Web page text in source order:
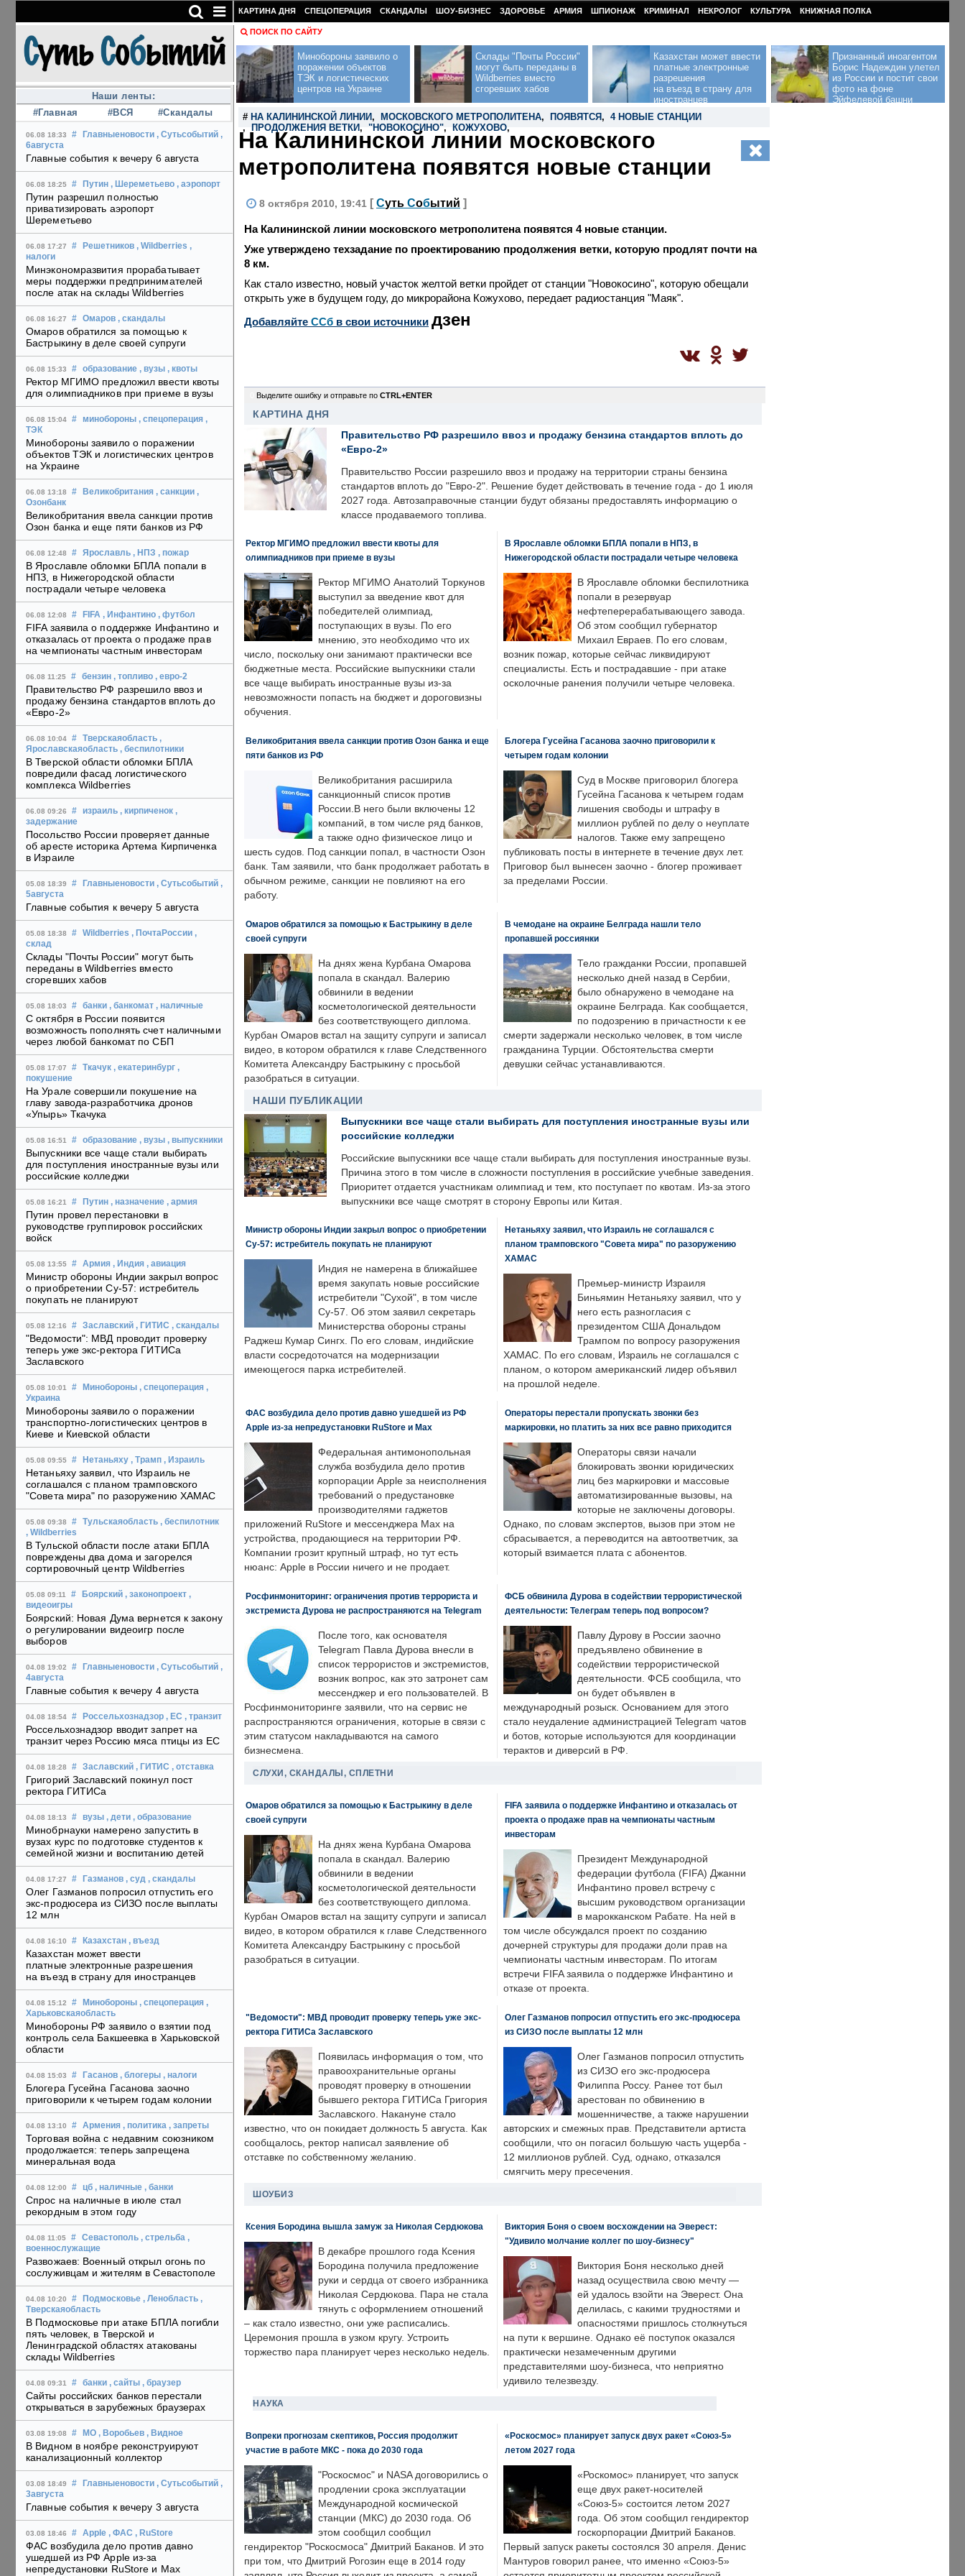
Наши ленты:
#Главная
#ВСЯ #Скандалы
06.08 18:33 # Главныеновости , Сутьсобытий ,
6августа
Главные события к вечеру 6 августа
06.08 18:25 # Путин , Шереметьево , аэропорт
Путин разрешил полностью
приватизировать аэропорт
Шереметьево
06.08 17:27 # Решетников , Wildberries ,
налоги
Минэкономразвития прорабатывает
меры поддержки предпринимателей
после атак на склады Wildberries
06.08 16:27 # Омаров , скандалы
Омаров обратился за помощью к
Бастрыкину в деле своей супруги
06.08 15:33 # образование , вузы , квоты
Ректор МГИМО предложил ввести квоты
для олимпиадников при приеме в вузы
06.08 15:04 # минобороны , спецоперация ,
ТЭК
Минобороны заявило о поражении
объектов ТЭК и логистических центров
на Украине
06.08 13:18 # Великобритания , санкции ,
Озонбанк
Великобритания ввела санкции против
Озон банка и еще пяти банков из РФ
06.08 12:48 # Ярославль , НПЗ , пожар
В Ярославле обломки БПЛА попали в
НПЗ, в Нижегородской области
пострадали четыре человека
06.08 12:08 # FIFA , Инфантино , футбол
FIFA заявила о поддержке Инфантино и
отказалась от проекта о продаже прав
на чемпионаты частным инвесторам
06.08 11:25 # бензин , топливо , евро-2
Правительство РФ разрешило ввоз и
продажу бензина стандартов вплоть до
«Евро-2»
06.08 10:04 # Тверскаяобласть ,
Ярославскаяобласть , беспилотники
В Тверской области обломки БПЛА
повредили фасад логистического
комплекса Wildberries
06.08 09:26 # израиль , кирпиченок ,
задержание
Посольство России проверяет данные
об аресте историка Артема Кирпиченка
в Израиле
05.08 18:39 # Главныеновости , Сутьсобытий ,
5августа
Главные события к вечеру 5 августа
05.08 18:38 # Wildberries , ПочтаРоссии ,
склад
Склады "Почты России" могут быть
переданы в Wildberries вместо
сгоревших хабов
05.08 18:03 # банки , банкомат , наличные
С октября в России появится
возможность пополнять счет наличными
через любой банкомат по СБП
05.08 17:07 # Ткачук , екатеринбург ,
покушение
На Урале совершили покушение на
главу завода-разработчика дронов
«Упырь» Ткачука
05.08 16:51 # образование , вузы , выпускники
Выпускники все чаще стали выбирать
для поступления иностранные вузы или
российские колледжи
05.08 16:21 # Путин , назначение , армия
Путин провел перестановки в
руководстве группировок российских
войск
05.08 13:55 # Армия , Индия , авиация
Министр обороны Индии закрыл вопрос
о приобретении Су-57: истребитель
покупать не планируют
05.08 12:16 # Заславский , ГИТИС , скандалы
"Ведомости": МВД проводит проверку
теперь уже экс-ректора ГИТИСа
Заславского
05.08 10:01 # Минобороны , спецоперация ,
Украина
Минобороны заявило о поражении
транспортно-логистических центров в
Киеве и Киевской области
05.08 09:55 # Нетаньяху , Трамп , Израиль
Нетаньяху заявил, что Израиль не
соглашался с планом трамповского
"Совета мира" по разоружению ХАМАС
05.08 09:38 # Тульскаяобласть , беспилотник
, Wildberries
В Тульской области после атаки БПЛА
повреждены два дома и загорелся
сортировочный центр Wildberries
05.08 09:11 # Боярский , законопроект ,
видеоигры
Боярский: Новая Дума вернется к закону
о регулировании видеоигр после
выборов
04.08 19:02 # Главныеновости , Сутьсобытий ,
4августа
Главные события к вечеру 4 августа
04.08 18:54 # Россельхознадзор , ЕС , транзит
Россельхознадзор вводит запрет на
транзит через Россию мяса птицы из ЕС
04.08 18:28 # Заславский , ГИТИС , отставка
Григорий Заславский покинул пост
ректора ГИТИСа
04.08 18:13 # вузы , дети , образование
Минобрнауки намерено запустить в
вузах курс по подготовке студентов к
семейной жизни и воспитанию детей
04.08 17:27 # Газманов , суд , скандалы
Олег Газманов попросил отпустить его
экс-продюсера из СИЗО после выплаты
12 млн
04.08 16:10 # Казахстан , въезд
Казахстан может ввести
платные электронные разрешения
на въезд в страну для иностранцев
04.08 15:12 # Минобороны , спецоперация ,
Харьковскаяобласть
Минобороны РФ заявило о взятии под
контроль села Бакшеевка в Харьковской
области
04.08 15:03 # Гасанов , блогеры , налоги
Блогера Гусейна Гасанова заочно
приговорили к четырем годам колонии
04.08 13:10 # Армения , политика , запреты
Торговая война с недавним союзником
продолжается: теперь запрещена
минеральная вода
04.08 12:00 # цб , наличные , банки
Спрос на наличные в июле стал
рекордным в этом году
04.08 11:05 # Севастополь , стрельба ,
военнослужащие
Развожаев: Военный открыл огонь по
сослуживцам и жителям в Севастополе
04.08 10:20 # Подмосковье , Ленобласть ,
Тверскаяобласть
В Подмосковье при атаке БПЛА погибли
пять человек, в Тверской и
Ленинградской областях атакованы
склады Wildberries
04.08 09:31 # банки , сайты , браузер
Сайты российских банков перестали
открываться в зарубежных браузерах
03.08 19:08 # МО , Воробьев , Видное
В Видном в ноябре реконструируют
канализационный коллектор
03.08 18:49 # Главныеновости , Сутьсобытий ,
3августа
Главные события к вечеру 3 августа
03.08 18:46 # Apple , ФАС , RuStore
ФАС возбудила дело против давно
ушедшей из РФ Apple из-за
непредустановки RuStore и Max
КАРТИНА ДНЯ СПЕЦОПЕРАЦИЯ СКАНДАЛЫ ШОУ-БИЗНЕС ЗДОРОВЬЕ АРМИЯ ШПИОНАЖ КРИМИНАЛ НЕКРОЛОГ КУЛЬТУРА КНИЖНАЯ ПОЛКА
ПОИСК ПО САЙТУ
Минобороны заявило о
поражении объектов
ТЭК и логистических
центров на Украине
Склады "Почты России"
могут быть переданы в
Wildberries вместо
сгоревших хабов
Казахстан может ввести
платные электронные
разрешения
на въезд в страну для
иностранцев
Признанный иноагентом
Борис Надеждин улетел
из России и постит свои
фото на фоне
Эйфелевой башни
# НА КАЛИНИНСКОЙ ЛИНИИ , МОСКОВСКОГО МЕТРОПОЛИТЕНА, ПОЯВЯТСЯ , 4 НОВЫЕ СТАНЦИИ
,
ПРОДОЛЖЕНИЯ ВЕТКИ, "НОВОКОСИНО", КОЖУХОВО,
На Калининской линии московского
метрополитена появятся новые станции
8 октября 2010, 19:41 [ Суть Событий ]
На Калининской линии московского метрополитена появятся 4 новые станции.
Уже утверждено техзадание по проектированию продолжения ветки, которую продлят почти на
8 км.
Как стало известно, новый участок желтой ветки пройдет от станции "Новокосино", которую обещали
открыть уже в будущем году, до микрорайона Кожухово, передает радиостанция "Маяк".
Добавляйте CСб в свои источники дзен
Выделите ошибку и отправьте по CTRL+ENTER
КАРТИНА ДНЯ
Правительство РФ разрешило ввоз и продажу бензина стандартов вплоть до
«Евро-2»
Правительство России разрешило ввоз и продажу на территории страны бензина
стандартов вплоть до "Евро-2". Решение будет действовать в течение года - до 1 июля
2027 года. Автозаправочные станции будут обязаны предоставлять информацию о
классе продаваемого топлива.
Ректор МГИМО предложил ввести квоты для
олимпиадников при приеме в вузы
Ректор МГИМО Анатолий Торкунов
выступил за введение квот для
победителей олимпиад,
поступающих в вузы. По его
мнению, это необходимо что их
число, поскольку они занимают практически все
бюджетные места. Российские выпускники стали
все чаще выбирать иностранные вузы из-за
невозможности попасть на бюджет и дороговизны
обучения.
В Ярославле обломки БПЛА попали в НПЗ, в
Нижегородской области пострадали четыре человека
В Ярославле обломки беспилотника
попали в резервуар
нефтеперерабатывающего завода.
Об этом сообщил губернатор
Михаил Евраев. По его словам,
возник пожар, которые сейчас ликвидируют
специалисты. Есть и пострадавшие - при атаке
осколочные ранения получили четыре человека.
Великобритания ввела санкции против Озон банка и еще
пяти банков из РФ
Великобритания расширила
санкционный список против
России.В него были включены 12
компаний, в том числе ряд банков,
а также одно физическое лицо и
шесть судов. Под санкции попал, в частности Озон
банк. Там заявили, что банк продолжает работать в
обычном режиме, санкции не повлияют на его
работу.
Блогера Гусейна Гасанова заочно приговорили к
четырем годам колонии
Суд в Москве приговорил блогера
Гусейна Гасанова к четырем годам
лишения свободы и штрафу в
миллион рублей по делу о неуплате
налогов. Также ему запрещено
публиковать посты в интернете в течение двух лет.
Приговор был вынесен заочно - блогер проживает
за пределами России.
Омаров обратился за помощью к Бастрыкину в деле
своей супруги
На днях жена Курбана Омарова
попала в скандал. Валерию
обвинили в ведении
косметологической деятельности
без соответствующего диплома.
Курбан Омаров встал на защиту супруги и записал
видео, в котором обратился к главе Следственного
Комитета Александру Бастрыкину с просьбой
разобраться в ситуации.
В чемодане на окраине Белграда нашли тело
пропавшей россиянки
Тело гражданки России, пропавшей
несколько дней назад в Сербии,
было обнаружено в чемодане на
окраине Белграда. Как сообщается,
по подозрению в причастности к ее
смерти задержали несколько человек, в том числе
гражданина Турции. Обстоятельства смерти
девушки сейчас устанавливаются.
НАШИ ПУБЛИКАЦИИ
Выпускники все чаще стали выбирать для поступления иностранные вузы или
российские колледжи
Российские выпускники все чаще стали выбирать для поступления иностранные вузы.
Причина этого в том числе в сложности поступления в российские учебные заведения.
Приоритет отдается участникам олимпиад и тем, кто поступает по квотам. Из-за этого
выпускники все чаще смотрят в сторону Европы или Китая.
Министр обороны Индии закрыл вопрос о приобретении
Су-57: истребитель покупать не планируют
Индия не намерена в ближайшее
время закупать новые российские
истребители "Сухой", в том числе
Су-57. Об этом заявил секретарь
Министерства обороны страны
Раджеш Кумар Сингх. По его словам, индийские
власти сосредоточатся на модернизации
имеющегося парка истребителей.
Нетаньяху заявил, что Израиль не соглашался с
планом трамповского "Совета мира" по разоружению
ХАМАС
Премьер-министр Израиля
Биньямин Нетаньяху заявил, что у
него есть разногласия с
президентом США Дональдом
Трампом по вопросу разоружения
ХАМАС. По его словам, Израиль не соглашался с
планом, о котором американский лидер объявил
на прошлой неделе.
ФАС возбудила дело против давно ушедшей из РФ
Apple из-за непредустановки RuStore и Max
Федеральная антимонопольная
служба возбудила дело против
корпорации Apple за неисполнения
требований о предустановке
производителями гаджетов
приложений RuStore и мессенджера Max на
устройства, продающиеся на территории РФ.
Компании грозит крупный штраф, но тут есть
нюанс: Apple в России ничего и не продает.
Операторы перестали пропускать звонки без
маркировки, но платить за них все равно приходится
Операторы связи начали
блокировать звонки юридических
лиц без маркировки и массовые
автоматизированные вызовы, на
которые не заключены договоры.
Однако, по словам экспертов, вызов при этом не
сбрасывается, а переводится на автоответчик, за
который взимается плата с абонентов.
Росфинмониторинг: ограничения против террориста и
экстремиста Дурова не распространяются на Telegram
После того, как основателя
Telegram Павла Дурова внесли в
список террористов и экстремистов,
возник вопрос, как это затронет сам
мессенджер и его пользователей. В
Росфинмониторинге заявили, что на сервис не
распространяются ограничения, которые в связи с
этим статусом накладываются на самого
бизнесмена.
ФСБ обвинила Дурова в содействии террористической
деятельности: Телеграм теперь под вопросом?
Павлу Дурову в России заочно
предъявлено обвинение в
содействии террористической
деятельности. ФСБ сообщила, что
он будет объявлен в
международный розыск. Основанием для этого
стало неудаление администрацией Telegram чатов
и ботов, которые используются для координации
терактов и диверсий в РФ.
СЛУХИ, СКАНДАЛЫ, СПЛЕТНИ
Омаров обратился за помощью к Бастрыкину в деле
своей супруги
На днях жена Курбана Омарова
попала в скандал. Валерию
обвинили в ведении
косметологической деятельности
без соответствующего диплома.
Курбан Омаров встал на защиту супруги и записал
видео, в котором обратился к главе Следственного
Комитета Александру Бастрыкину с просьбой
разобраться в ситуации.
FIFA заявила о поддержке Инфантино и отказалась от
проекта о продаже прав на чемпионаты частным
инвесторам
Президент Международной
федерации футбола (FIFA) Джанни
Инфантино провел встречу с
высшим руководством организации
в марокканском Рабате. На ней в
том числе обсуждался проект по созданию
дочерней структуры для продажи доли прав на
чемпионаты частным инвесторам. По итогам
встречи FIFA заявила о поддержке Инфантино и
отказе от проекта.
"Ведомости": МВД проводит проверку теперь уже экс-
ректора ГИТИСа Заславского
Появилась информация о том, что
правоохранительные органы
проводят проверку в отношении
бывшего ректора ГИТИСа Григория
Заславского. Накануне стало
известно, что он покидает должность 5 августа. Как
сообщалось, ректор написал заявление об
отставке по собственному желанию.
Олег Газманов попросил отпустить его экс-продюсера
из СИЗО после выплаты 12 млн
Олег Газманов попросил отпустить
из СИЗО его экс-продюсера
Филиппа Россу. Ранее тот был
арестован по обвинению в
мошенничестве, а также нарушении
авторских и смежных прав. Представители артиста
сообщили, что он погасил большую часть ущерба -
12 миллионов рублей. Суд, однако, отказался
смягчить меру пресечения.
ШОУБИЗ
Ксения Бородина вышла замуж за Николая Сердюкова
В декабре прошлого года Ксения
Бородина получила предложение
руки и сердца от своего избранника
Николая Сердюкова. Пара не стала
тянуть с оформлением отношений
– как стало известно, они уже расписались.
Церемония прошла в узком кругу. Устроить
торжество пара планирует через несколько недель.
Виктория Боня о своем восхождении на Эверест:
"Удивило молчание коллег по шоу-бизнесу"
Виктория Боня несколько дней
назад осуществила свою мечту —
ей удалось взойти на Эверест. Она
делилась, с какими трудностями и
опасностями пришлось столкнуться
на пути к вершине. Однако её поступок оказался
практически незамеченным другими
представителями шоу-бизнеса, что неприятно
удивило телезвезду.
НАУКА
Вопреки прогнозам скептиков, Россия продолжит
участие в работе МКС - пока до 2030 года
"Роскосмос" и NASA договорились о
продлении срока эксплуатации
Международной космической
станции (МКС) до 2030 года. Об
этом сообщил сообщил
гендиректор "Роскосмоса" Дмитрий Баканов. И это
при том, что Дмитрий Рогозин еще в 2014 году
«Роскосмос» планирует запуск двух ракет «Союз-5»
летом 2027 года
«Роскомос» планирует, что запуск
еще двух ракет-носителей
«Союз-5» состоится летом 2027
года. Об этом сообщил гендиректор
госкорпорации Дмитрий Баканов.
Первый запуск ракеты состоялся 30 апреля. Денис
Мантуров говорил ранее, что именно «Союз-5»